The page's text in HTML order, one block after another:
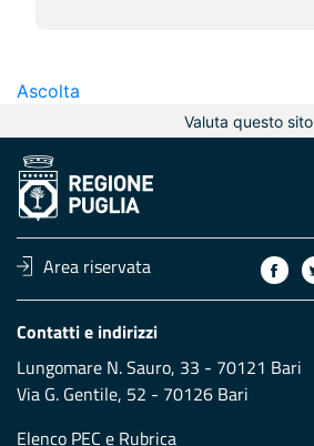
Ascolta
Valuta questo sito
Area riservata
Contatti e indirizzi
Lungomare N. Sauro, 33 - 70121 Bari
Via G. Gentile, 52 - 70126 Bari
Elenco PEC e Rubrica